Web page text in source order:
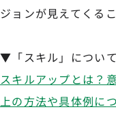
ジョンが見えてくる
▼「スキル」につい
スキルアップとは？
上の方法や具体例に